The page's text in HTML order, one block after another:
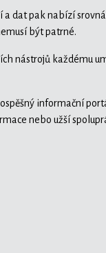
dat pak nabízí
být patrné.
nástrojů každému
informační
nebo užší